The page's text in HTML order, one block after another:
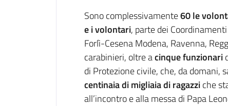
Sono complessivamente60 le
e i volontari, parte dei
Forlì-Cesena Modena, Ravenna,
carabinieri, oltre acinque funzionari
di Protezione civile, che, da domani,
centinaia di migliaia di ragazziche
all’incontro e alla messa di Papa